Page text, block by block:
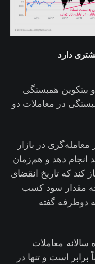
دارد
بیتکوین همبستگی
در معاملات دو
در بازار
انجام دهد و هم‌زمان
کند که تاریخ انقضای
چه مقدار سود کسب
دوطرفه گفته
۲۰۲۰ تا ۲۰۲۲ بازده سالانه معاملات
برابر است و تنها در